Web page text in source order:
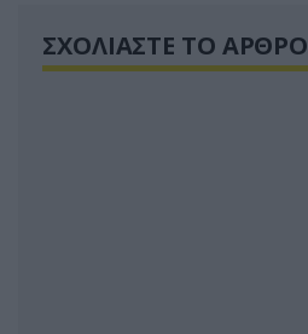
ΣΧΟΛΙΑΣΤΕ ΤΟ ΑΡΘΡΟ